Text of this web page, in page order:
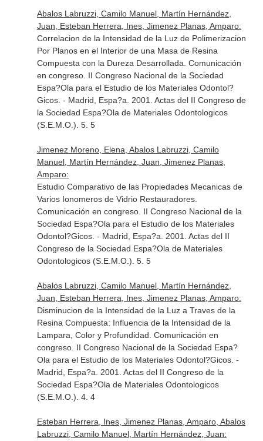
Abalos Labruzzi, Camilo Manuel, Martín Hernández,
Juan, Esteban Herrera, Ines, Jimenez Planas, Amparo:
Correlacion de la Intensidad de la Luz de Polimerizacion
Por Planos en el Interior de una Masa de Resina
Compuesta con la Dureza Desarrollada. Comunicación
en congreso. II Congreso Nacional de la Sociedad
Espa?Ola para el Estudio de los Materiales Odontol?
Gicos. - Madrid, Espa?a. 2001. Actas del II Congreso de
la Sociedad Espa?Ola de Materiales Odontologicos
(S.E.M.O.). 5. 5
Jimenez Moreno, Elena, Abalos Labruzzi, Camilo
Manuel, Martín Hernández, Juan, Jimenez Planas,
Amparo:
Estudio Comparativo de las Propiedades Mecanicas de
Varios Ionomeros de Vidrio Restauradores.
Comunicación en congreso. II Congreso Nacional de la
Sociedad Espa?Ola para el Estudio de los Materiales
Odontol?Gicos. - Madrid, Espa?a. 2001. Actas del II
Congreso de la Sociedad Espa?Ola de Materiales
Odontologicos (S.E.M.O.). 5. 5
Abalos Labruzzi, Camilo Manuel, Martín Hernández,
Juan, Esteban Herrera, Ines, Jimenez Planas, Amparo:
Disminucion de la Intensidad de la Luz a Traves de la
Resina Compuesta: Influencia de la Intensidad de la
Lampara, Color y Profundidad. Comunicación en
congreso. II Congreso Nacional de la Sociedad Espa?
Ola para el Estudio de los Materiales Odontol?Gicos. -
Madrid, Espa?a. 2001. Actas del II Congreso de la
Sociedad Espa?Ola de Materiales Odontologicos
(S.E.M.O.). 4. 4
Esteban Herrera, Ines, Jimenez Planas, Amparo, Abalos
Labruzzi, Camilo Manuel, Martín Hernández, Juan: